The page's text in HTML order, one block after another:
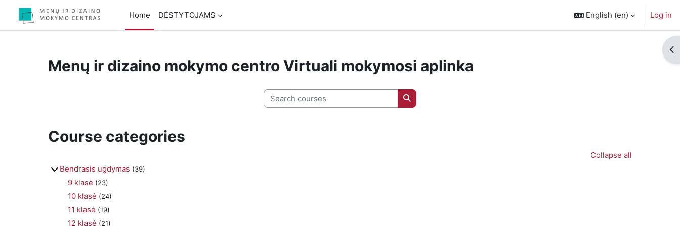
Home
DĖSTYTOJAMS English ‎(en)‎ Log in
Menų ir dizaino mokymo centro Virtuali mokymosi aplinka
Search courses
Search courses
Course categories
Collapse all
Bendrasis ugdymas (39)
9 klasė (23)
10 klasė (24)
11 klasė (19)
12 klasė (21)